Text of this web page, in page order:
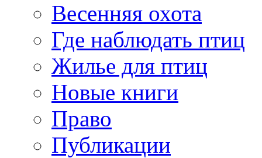
Весенняя охота
Где наблюдать птиц
Жилье для птиц
Новые книги
Право
Публикации